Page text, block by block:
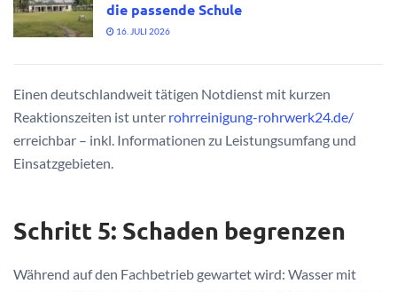
die passende Schule
16. JULI 2026
Einen deutschlandweit tätigen Notdienst mit kurzen
Reaktionszeiten ist unter rohrreinigung-rohrwerk24.de/
erreichbar – inkl. Informationen zu Leistungsumfang und
Einsatzgebieten.
Schritt 5: Schaden begrenzen
Während auf den Fachbetrieb gewartet wird: Wasser mit